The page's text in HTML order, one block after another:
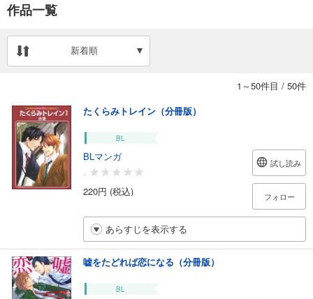
作品一覧
新着順
1～50件目 / 50件
たくらみトレイン（分冊版）
BL
BLマンガ
-
220円 (税込)
試し読み
フォロー
あらすじを表示する
嘘をたどれば恋になる（分冊版）
BL